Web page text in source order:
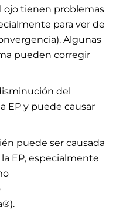
ojo tienen problemas
para ver de
Algunas
pueden corregir
del
EP y puede causar
puede ser causada
EP, especialmente